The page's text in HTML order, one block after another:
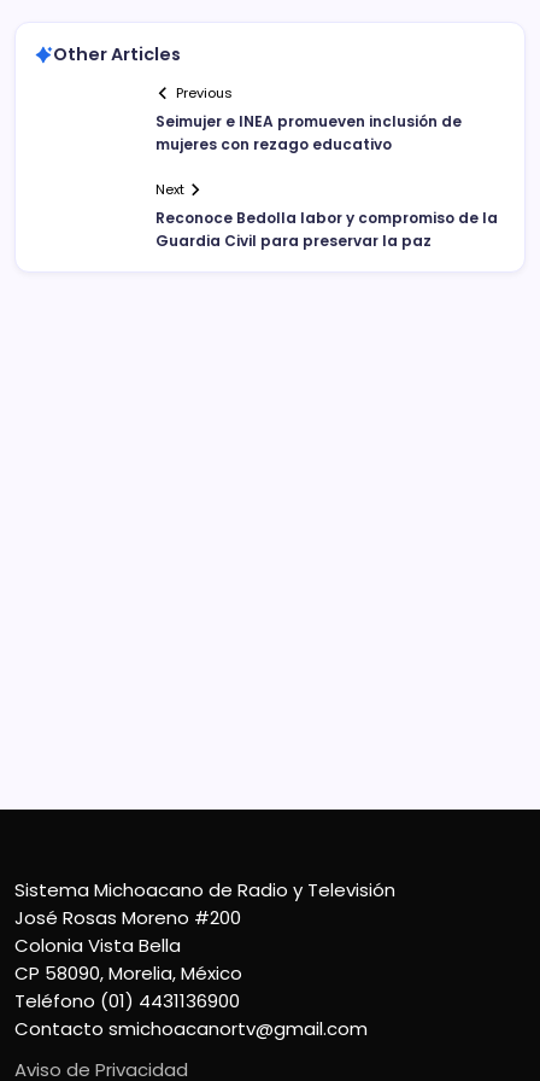
Other Articles
Previous
Seimujer e INEA promueven inclusión de
mujeres con rezago educativo
Next
Reconoce Bedolla labor y compromiso de la
Guardia Civil para preservar la paz
Sistema Michoacano de Radio y Televisión
José Rosas Moreno #200
Colonia Vista Bella
CP 58090, Morelia, México
Teléfono (01) 4431136900
Contacto smichoacanortv@gmail.com
Aviso de Privacidad